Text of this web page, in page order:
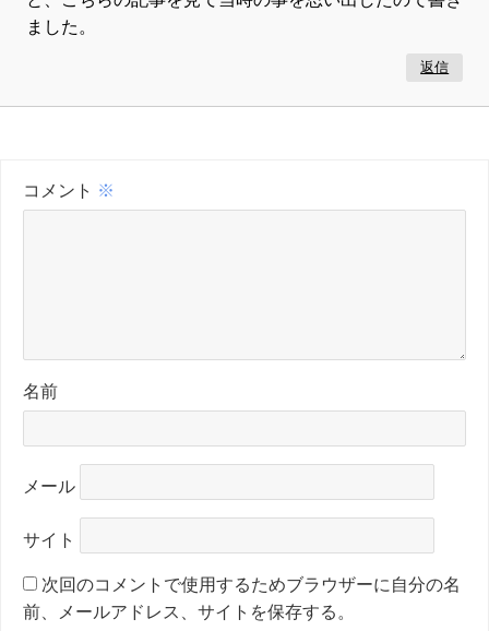
ました。
返信
コメント ※
名前
メール
サイト
次回のコメントで使用するためブラウザーに自分の名
前、メールアドレス、サイトを保存する。